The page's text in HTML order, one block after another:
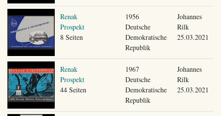
Renak
Prospekt
8 Seiten
1956
Deutsche
Demokratische
Republik
Johannes
Rilk
25.03.2021
Renak
Prospekt
44 Seiten
1967
Deutsche
Demokratische
Republik
Johannes
Rilk
25.03.2021